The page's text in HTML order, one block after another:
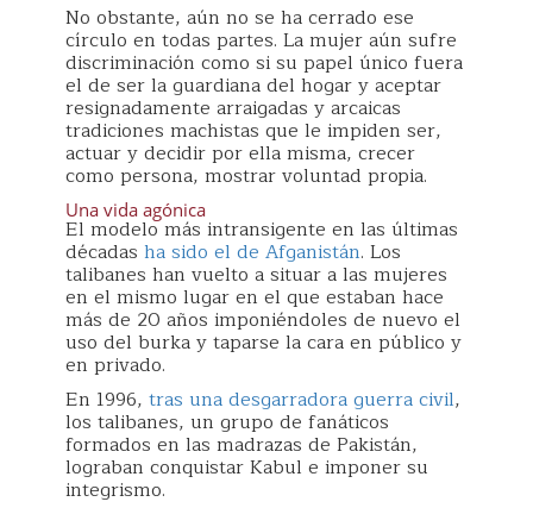
No obstante, aún no se ha cerrado ese
círculo en todas partes. La mujer aún sufre
discriminación como si su papel único fuera
el de ser la guardiana del hogar y aceptar
resignadamente arraigadas y arcaicas
tradiciones machistas que le impiden ser,
actuar y decidir por ella misma, crecer
como persona, mostrar voluntad propia.
Una vida agónica
El modelo más intransigente en las últimas
décadas ha sido el de Afganistán. Los
talibanes han vuelto a situar a las mujeres
en el mismo lugar en el que estaban hace
más de 20 años imponiéndoles de nuevo el
uso del burka y taparse la cara en público y
en privado.
En 1996, tras una desgarradora guerra civil,
los talibanes, un grupo de fanáticos
formados en las madrazas de Pakistán,
lograban conquistar Kabul e imponer su
integrismo.